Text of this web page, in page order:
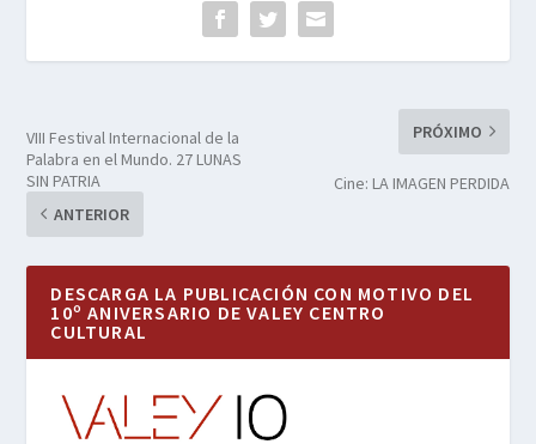
VIII Festival Internacional de la
Palabra en el Mundo. 27 LUNAS
SIN PATRIA
ANTERIOR
PRÓXIMO
Cine: LA IMAGEN PERDIDA
DESCARGA LA PUBLICACIÓN CON MOTIVO DEL
10º ANIVERSARIO DE VALEY CENTRO
CULTURAL